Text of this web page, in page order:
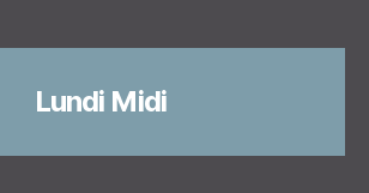
Lundi Midi